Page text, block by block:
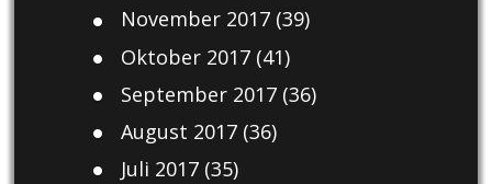
November 2017(39)
Oktober 2017(41)
September 2017(36)
August 2017(36)
Juli 2017(35)